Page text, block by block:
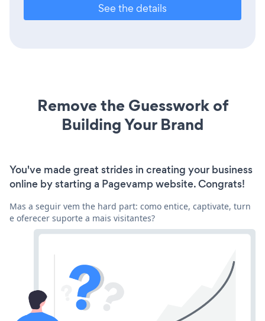
See the details
Remove the Guesswork of
Building Your Brand
You've made great strides in creating your business
online by starting a Pagevamp website. Congrats!
Mas a seguir vem the hard part: como entice, captivate, turn
e oferecer suporte a mais visitantes?